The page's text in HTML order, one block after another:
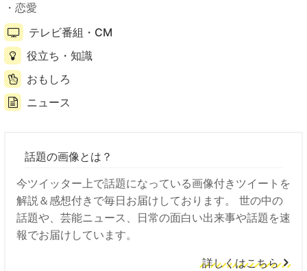
恋愛
テレビ番組・CM
役立ち・知識
おもしろ
ニュース
話題の画像とは？
今ツイッター上で話題になっている画像付きツイートを
解説＆感想付きで毎日お届けしております。 世の中の
話題や、芸能ニュース、日常の面白い出来事や話題を速
報でお届けしています。
詳しくはこちら